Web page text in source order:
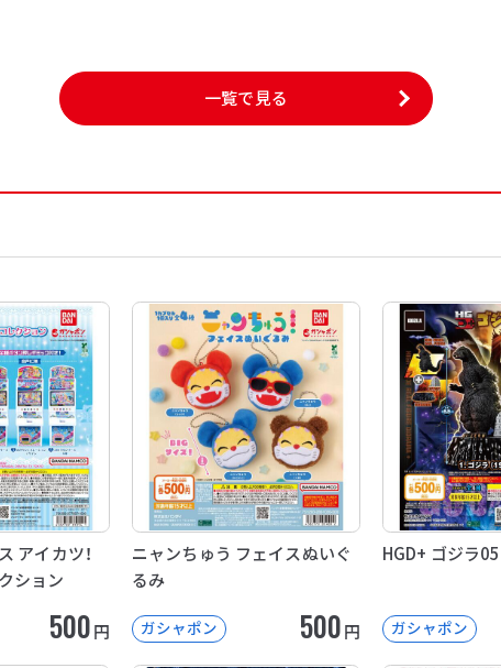
一覧で見る
アイカツ！
ション
500円
ニャンちゅう フェイスぬいぐ
るみ
ガシャポン 500円
HGD+ ゴジラ05
ガシャポン